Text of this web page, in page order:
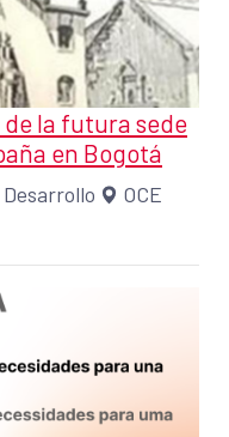
la futura sede
en Bogotá
OCE